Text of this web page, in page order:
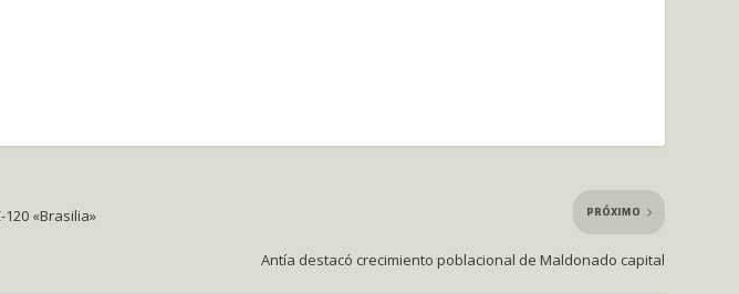
«Brasilia» PRÓXIMO
Antía destacó crecimiento poblacional de Maldonado capital